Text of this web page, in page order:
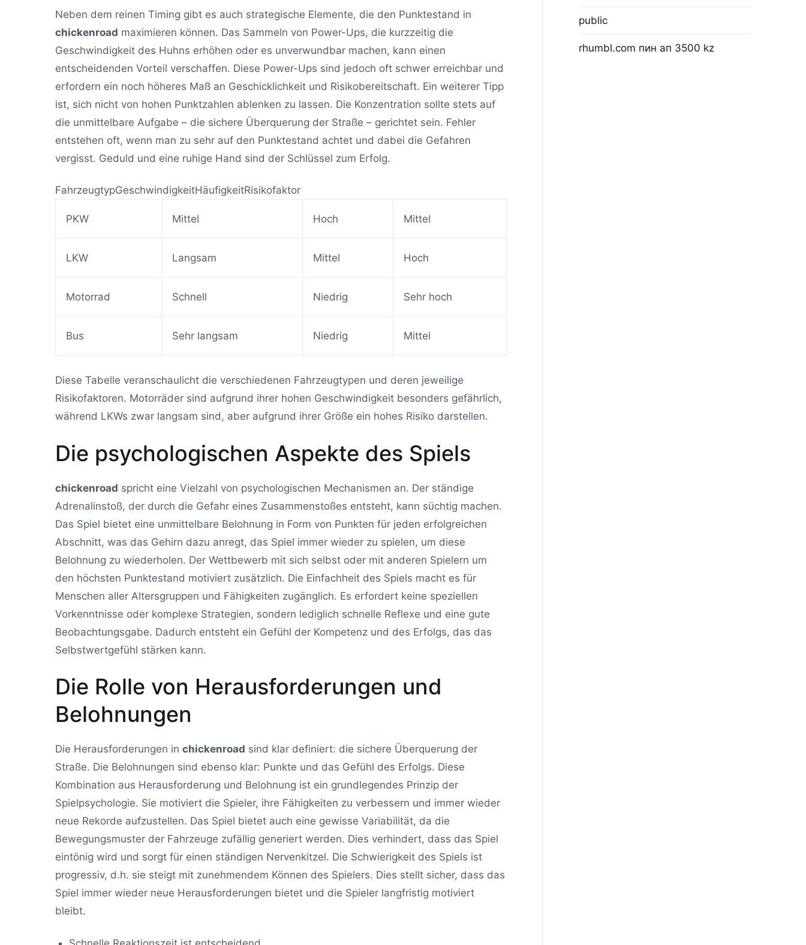
Neben dem reinen Timing gibt es auch strategische Elemente, die den Punktestand in
chickenroad maximieren können. Das Sammeln von Power-Ups, die kurzzeitig die
Geschwindigkeit des Huhns erhöhen oder es unverwundbar machen, kann einen
entscheidenden Vorteil verschaffen. Diese Power-Ups sind jedoch oft schwer erreichbar und
erfordern ein noch höheres Maß an Geschicklichkeit und Risikobereitschaft. Ein weiterer Tipp
ist, sich nicht von hohen Punktzahlen ablenken zu lassen. Die Konzentration sollte stets auf
die unmittelbare Aufgabe – die sichere Überquerung der Straße – gerichtet sein. Fehler
entstehen oft, wenn man zu sehr auf den Punktestand achtet und dabei die Gefahren
vergisst. Geduld und eine ruhige Hand sind der Schlüssel zum Erfolg.
FahrzeugtypGeschwindigkeitHäufigkeitRisikofaktor
PKW Mittel Hoch Mittel
LKW Langsam Mittel Hoch
Motorrad Schnell Niedrig Sehr hoch
Bus Sehr langsam Niedrig Mittel
Diese Tabelle veranschaulicht die verschiedenen Fahrzeugtypen und deren jeweilige
Risikofaktoren. Motorräder sind aufgrund ihrer hohen Geschwindigkeit besonders gefährlich,
während LKWs zwar langsam sind, aber aufgrund ihrer Größe ein hohes Risiko darstellen.
Die psychologischen Aspekte des Spiels
chickenroad spricht eine Vielzahl von psychologischen Mechanismen an. Der ständige
Adrenalinstoß, der durch die Gefahr eines Zusammenstoßes entsteht, kann süchtig machen.
Das Spiel bietet eine unmittelbare Belohnung in Form von Punkten für jeden erfolgreichen
Abschnitt, was das Gehirn dazu anregt, das Spiel immer wieder zu spielen, um diese
Belohnung zu wiederholen. Der Wettbewerb mit sich selbst oder mit anderen Spielern um
den höchsten Punktestand motiviert zusätzlich. Die Einfachheit des Spiels macht es für
Menschen aller Altersgruppen und Fähigkeiten zugänglich. Es erfordert keine speziellen
Vorkenntnisse oder komplexe Strategien, sondern lediglich schnelle Reflexe und eine gute
Beobachtungsgabe. Dadurch entsteht ein Gefühl der Kompetenz und des Erfolgs, das das
Selbstwertgefühl stärken kann.
Die Rolle von Herausforderungen und
Belohnungen
Die Herausforderungen in chickenroad sind klar definiert: die sichere Überquerung der
Straße. Die Belohnungen sind ebenso klar: Punkte und das Gefühl des Erfolgs. Diese
Kombination aus Herausforderung und Belohnung ist ein grundlegendes Prinzip der
Spielpsychologie. Sie motiviert die Spieler, ihre Fähigkeiten zu verbessern und immer wieder
neue Rekorde aufzustellen. Das Spiel bietet auch eine gewisse Variabilität, da die
Bewegungsmuster der Fahrzeuge zufällig generiert werden. Dies verhindert, dass das Spiel
eintönig wird und sorgt für einen ständigen Nervenkitzel. Die Schwierigkeit des Spiels ist
progressiv, d.h. sie steigt mit zunehmendem Können des Spielers. Dies stellt sicher, dass das
Spiel immer wieder neue Herausforderungen bietet und die Spieler langfristig motiviert
bleibt.
public
rhumbl.com пин ап 3500 kz